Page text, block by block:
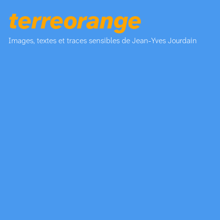
terreorange
Images, textes et traces sensibles de Jean-Yves Jourdain